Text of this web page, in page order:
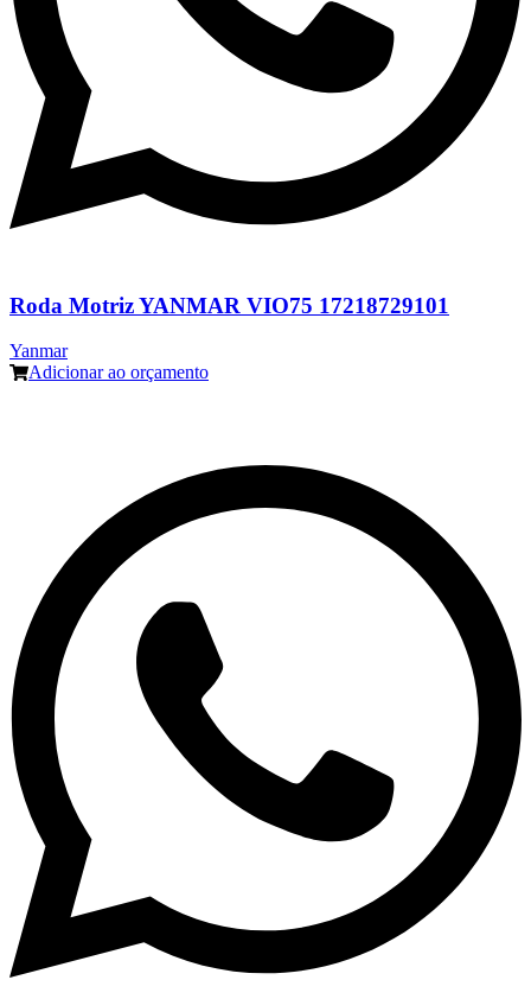
Roda Motriz YANMAR VIO75 17218729101
Yanmar
Adicionar ao orçamento